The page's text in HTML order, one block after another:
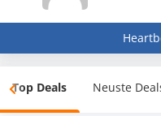
Top Deals Neuste